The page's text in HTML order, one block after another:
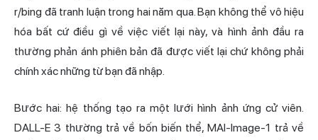
r/bing đã tranh luận trong hai năm qua. Bạn không thể vô hiệu
hóa bất cứ điều gì về việc viết lại này, và hình ảnh đầu ra
thường phản ánh phiên bản đã được viết lại chứ không phải
chính xácnhững từ bạn đã nhập.
Bước hai: hệ thống tạo ra một lưới hình ảnh ứng cử viên.
DALL-E 3 thường trả về bốn biến thể, MAI-Image-1 trả về